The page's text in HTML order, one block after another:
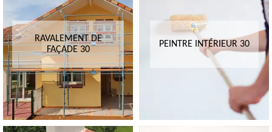
RAVALEMENT DE
FAÇADE 30
PEINTRE INTÉRIEUR 30